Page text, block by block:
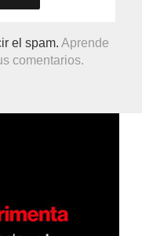
el spam.Aprende
comentarios.